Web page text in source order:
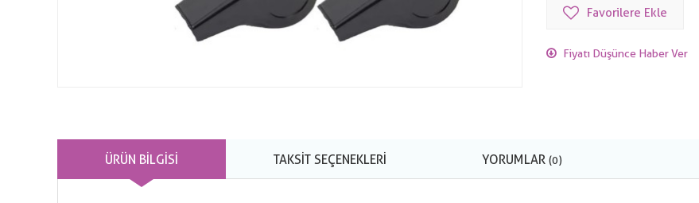
Favorilere Ekle
Fiyatı Düşünce Haber Ver
ÜRÜN BILGISI TAKSIT SEÇENEKLERI YORUMLAR (0)